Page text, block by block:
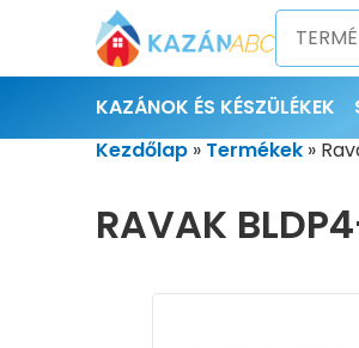
KAZÁNOK ÉS KÉSZÜLÉKEK
Kezdőlap » Termékek »
RAVAK